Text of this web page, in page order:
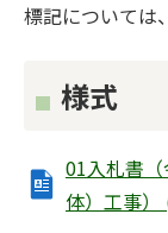
標記については
様式
01入札書
体）工事